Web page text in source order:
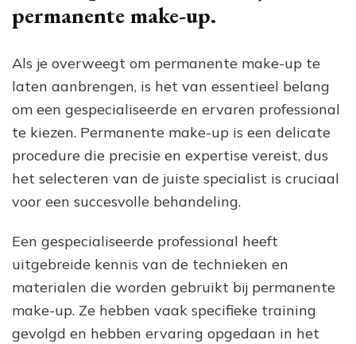
permanente make-up.
Als je overweegt om permanente make-up te
laten aanbrengen, is het van essentieel belang
om een gespecialiseerde en ervaren professional
te kiezen. Permanente make-up is een delicate
procedure die precisie en expertise vereist, dus
het selecteren van de juiste specialist is cruciaal
voor een succesvolle behandeling.
Een gespecialiseerde professional heeft
uitgebreide kennis van de technieken en
materialen die worden gebruikt bij permanente
make-up. Ze hebben vaak specifieke training
gevolgd en hebben ervaring opgedaan in het